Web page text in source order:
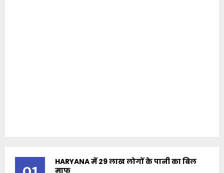
HARYANA में 29 लाख लोगों के पानी का बिल
माफ